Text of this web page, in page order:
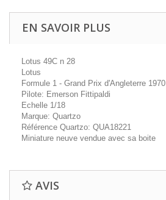
EN SAVOIR PLUS
Lotus 49C n 28
Lotus
Formule 1 - Grand Prix d'Angleterre 1970
Pilote: Emerson Fittipaldi
Echelle 1/18
Marque: Quartzo
Référence Quartzo: QUA18221
Miniature neuve vendue avec sa boite
AVIS